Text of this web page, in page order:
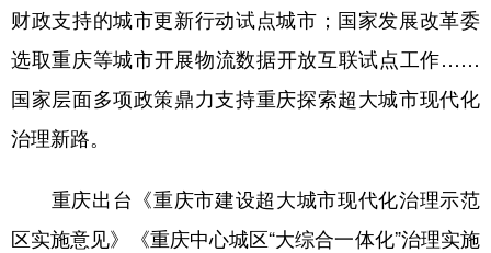
财政支持的城市更新行动试点城市；国家发展改革委
选取重庆等城市开展物流数据开放互联试点工作……
国家层面多项政策鼎力支持重庆探索超大城市现代化
治理新路。
重庆出台《重庆市建设超大城市现代化治理示范
区实施意见》《重庆中心城区“大综合一体化”治理实施